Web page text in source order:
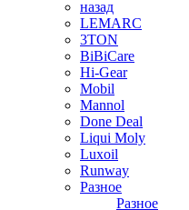
назад
LEMARC
3TON
BiBiCare
Hi-Gear
Mobil
Mannol
Done Deal
Liqui Moly
Luxoil
Runway
Разное
Разное